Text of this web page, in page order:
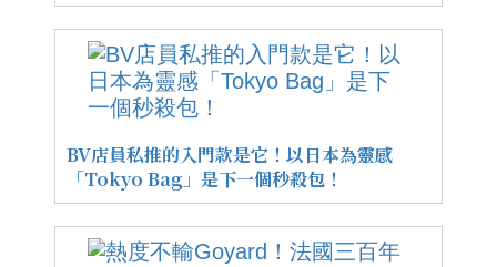
BV店員私推的入門款是它！以日本為靈感
「Tokyo Bag」是下一個秒殺包！